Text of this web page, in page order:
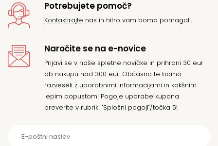
Potrebujete pomoč?
Kontaktirajte nas in hitro vam bomo pomagali.
Naročite se na e-novice
Prijavi se v naše spletne novičke in prihrani 30 eur
ob nakupu nad 300 eur. Občasno te bomo
razveseli z uporabnimi informacijami in kakšnim
lepim popustom! Pogoje uporabe kupona
preverite v rubriki "Splošni pogoji"/točka 5!